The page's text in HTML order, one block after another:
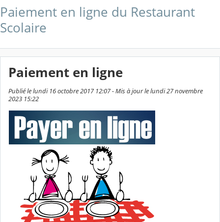
Paiement en ligne du Restaurant
Scolaire
Paiement en ligne
Publié le lundi 16 octobre 2017 12:07 - Mis à jour le lundi 27 novembre
2023 15:22